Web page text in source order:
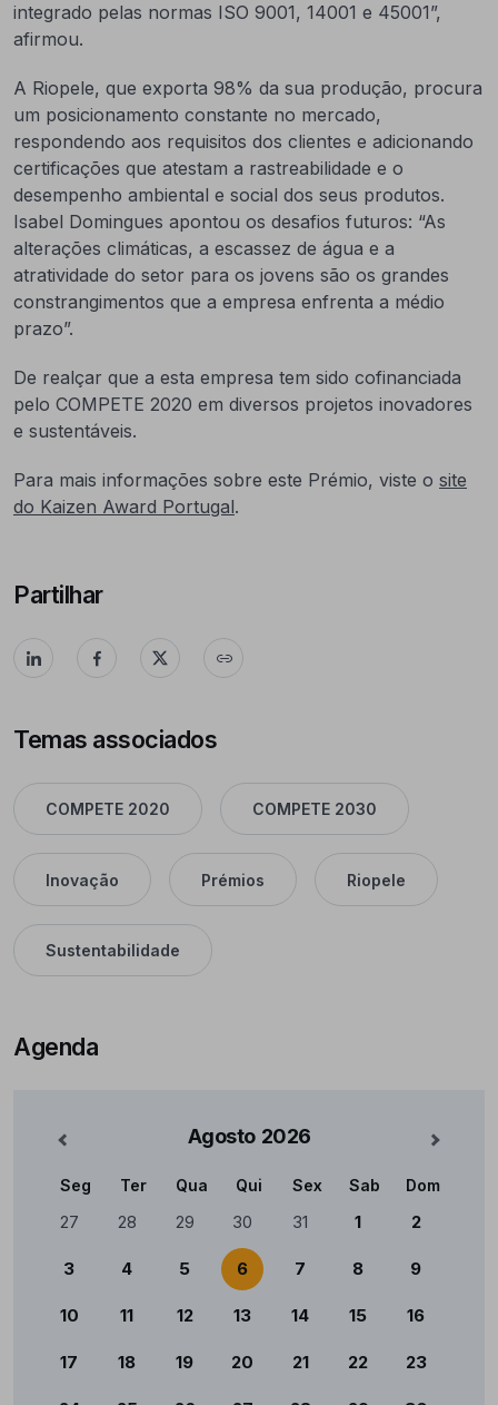
integrado pelas normas ISO 9001, 14001 e 45001”,
afirmou.
A Riopele, que exporta 98% da sua produção, procura
um posicionamento constante no mercado,
respondendo aos requisitos dos clientes e adicionando
certificações que atestam a rastreabilidade e o
desempenho ambiental e social dos seus produtos.
Isabel Domingues apontou os desafios futuros: “As
alterações climáticas, a escassez de água e a
atratividade do setor para os jovens são os grandes
constrangimentos que a empresa enfrenta a médio
prazo”.
De realçar que a esta empresa tem sido cofinanciada
pelo COMPETE 2020 em diversos projetos inovadores
e sustentáveis.
Para mais informações sobre este Prémio, viste o site
do Kaizen Award Portugal.
Partilhar
Temas associados
COMPETE 2020 COMPETE 2030
Inovação Prémios Riopele
Sustentabilidade
Agenda
Agosto 2026 Mês
Calendário
Seg Ter Qua Qui Sex Sab Dom
27 28 29 30 31 1 2
3 4 5 6 7 8 9
10 11 12 13 14 15 16
17 18 19 20 21 22 23